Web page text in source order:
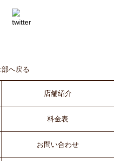
へ戻る
店舗紹介
料金表
お問い合わせ